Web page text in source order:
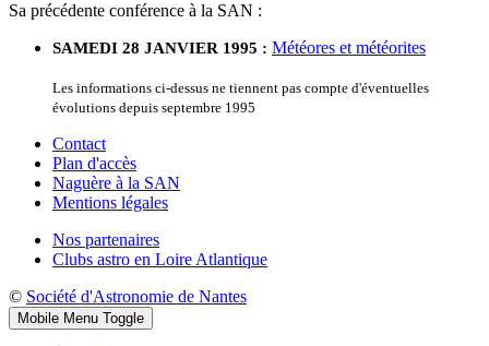
Sa précédente conférence à la SAN :
SAMEDI 28 JANVIER 1995 : Météores et météorites
Les informations ci-dessus ne tiennent pas compte d'éventuelles
évolutions depuis septembre 1995
Contact
Plan d'accès
Naguère à la SAN
Mentions légales
Nos partenaires
Clubs astro en Loire Atlantique
© Société d'Astronomie de Nantes
Mobile Menu Toggle